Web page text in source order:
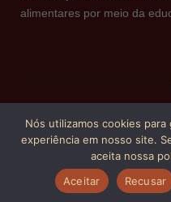
alimentares por meio da
Copyright © 2026. Todos
Nós utilizamos cookies
experiência em nosso site.
aceita nossa
Aceitar
Recusar